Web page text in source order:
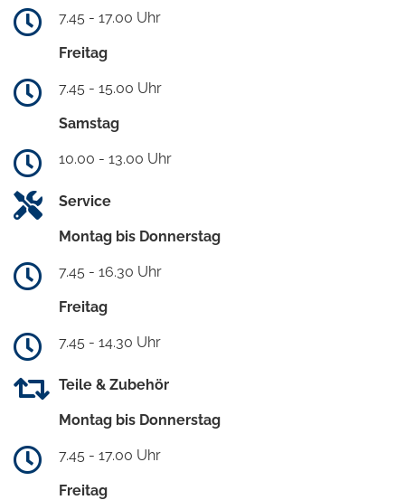
7.45 - 17.00 Uhr
Freitag
7.45 - 15.00 Uhr
Samstag
10.00 - 13.00 Uhr
Service
Montag bis Donnerstag
7.45 - 16.30 Uhr
Freitag
7.45 - 14.30 Uhr
Teile & Zubehör
Montag bis Donnerstag
7.45 - 17.00 Uhr
Freitag